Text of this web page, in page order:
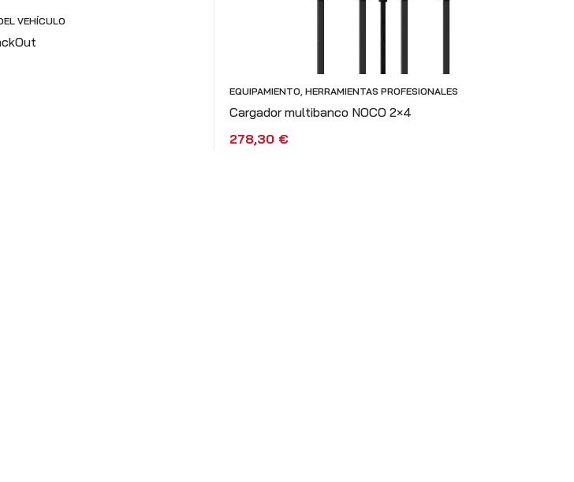
VEHÍCULO
EQUIPAMIENTO HERRAMIENTAS PROFESIONALES
Cargador multibanco NOCO 2×4
278,30 €